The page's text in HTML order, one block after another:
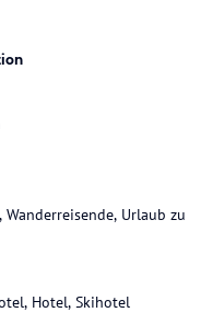
Wanderreisende, Urlaub zu
Hotel, Skihotel